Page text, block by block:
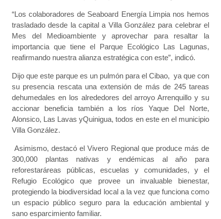
“Los colaboradores de Seaboard Energía Limpia nos hemos
trasladado desde la capital a Villa González para celebrar el
Mes del Medioambiente y aprovechar para resaltar la
importancia que tiene el Parque Ecológico Las Lagunas,
reafirmando nuestra alianza estratégica con este”, indicó.
Dijo que este parque es un pulmón para el Cibao, ya que con
su presencia rescata una extensión de más de 245 tareas
dehumedales en los alrededores del arroyo Arrenquillo y su
accionar beneficia también a los ríos Yaque Del Norte,
Alonsico, Las Lavas yQuinigua, todos en este en el municipio
Villa González.
Asimismo, destacó el Vivero Regional que produce más de
300,000 plantas nativas y endémicas al año para
reforestaráreas públicas, escuelas y comunidades, y el
Refugio Ecológico que provee un invaluable bienestar,
protegiendo la biodiversidad local a la vez que funciona como
un espacio público seguro para la educación ambiental y
sano esparcimiento familiar.